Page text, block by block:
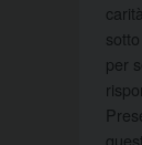
per